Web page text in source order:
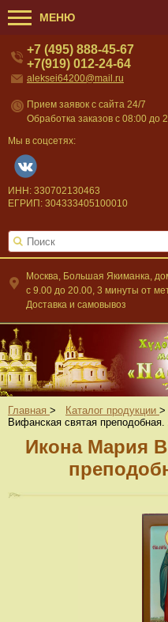
МЕНЮ
Москва, Большая Якиманка,
c 9.00 до 20.00, 3 минуты от
Доставка и самовывоз
+7 (495) 888-45-67
+7(919) 012-24-64
aleksei64200@mail.ru
Прием заявок с сайта 24/7
Обработка заказов с 08:00 до
Мы в соцсетях:
ИНН: 330702130463
ЕГРИП: 304333405100010
Главная > Каталог продукции >
Вифанская святая преподобная.
Икона Мария